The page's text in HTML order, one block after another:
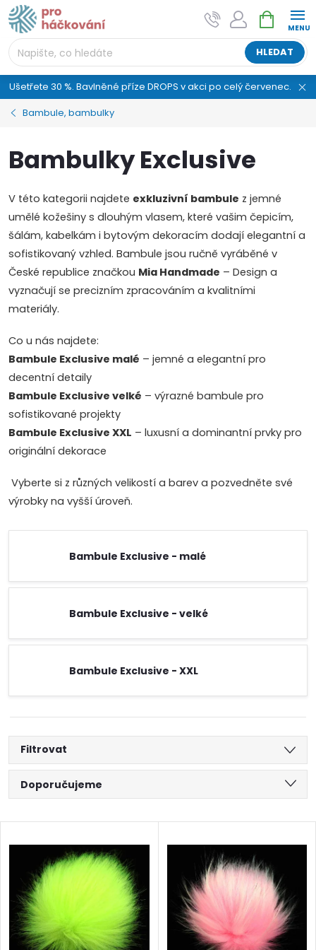
Přejít
na
obsah
HLEDAT
NÁKUPNÍ
KOŠÍK
Ušetřete 30 %. Bavlněné příze DROPS v akci po celý červenec.
Bambule, bambulky
Bambulky Exclusive
V této kategorii najdete exkluzivní bambule z jemné
umělé kožešiny s dlouhým vlasem, které vašim čepicím,
šálám, kabelkám i bytovým dekoracím dodají elegantní a
sofistikovaný vzhled. Bambule jsou ručně vyráběné v
České republice značkou Mia Handmade – Design a
vyznačují se precizním zpracováním a kvalitními
materiály.
Co u nás najdete:
Bambule Exclusive malé – jemné a elegantní pro
decentní detaily
Bambule Exclusive velké – výrazné bambule pro
sofistikované projekty
Bambule Exclusive XXL – luxusní a dominantní prvky pro
originální dekorace
Vyberte si z různých velikostí a barev a pozvedněte své
výrobky na vyšší úroveň.
Bambule Exclusive - malé
Bambule Exclusive - velké
Bambule Exclusive - XXL
Filtrovat
Ř
a
z
e
n
Doporučujeme
Nejdražší
Abecedně
V
p
AI asistent "pani Klubíčková" –
ProHackovani.cz
Jsme e-shop s více než osmiletou tradicí a máme pro
vás připraveno více než 25 tisíc produktů. Vše skladem,
připravené k odeslání.